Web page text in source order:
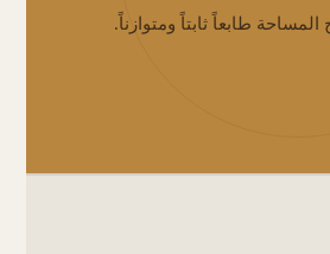
طابعاً ثابتاً ومتوازناً.